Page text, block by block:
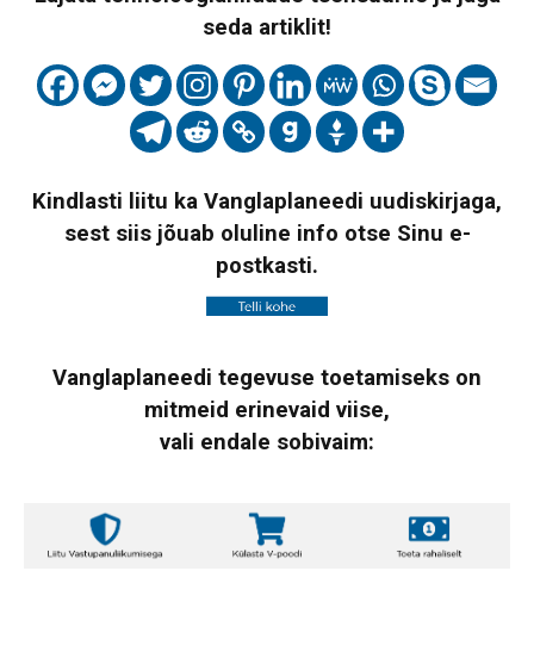
seda artiklit!
Kindlasti liitu ka Vanglaplaneedi uudiskirjaga,
sest siis jõuab oluline info otse Sinu e-
postkasti.
Vanglaplaneedi tegevuse toetamiseks on
mitmeid erinevaid viise,
vali endale sobivaim: